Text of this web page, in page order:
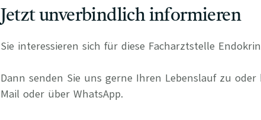
Jetzt unverbindlich informieren
Sie interessieren sich für diese Facharztstelle
Dann senden Sie uns gerne Ihren Lebenslauf zu
Mail oder über WhatsApp.